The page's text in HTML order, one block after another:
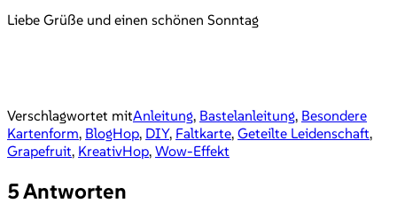
Liebe Grüße und einen schönen Sonntag
Verschlagwortet mitAnleitung, Bastelanleitung, Besondere
Kartenform, BlogHop, DIY, Faltkarte, Geteilte Leidenschaft,
Grapefruit, KreativHop, Wow-Effekt
5 Antworten